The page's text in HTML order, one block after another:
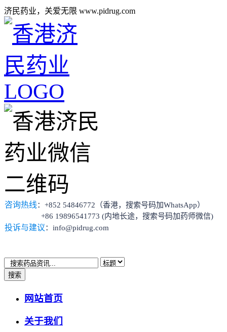
济民药业，关爱无限 www.pidrug.com
咨询热线：+852 54846772（香港，搜索号码加WhatsApp）
+86 19896541773 (内地长途，搜索号码加药师微信)
投诉与建议：info@pidrug.com
搜索
网站首页
关于我们